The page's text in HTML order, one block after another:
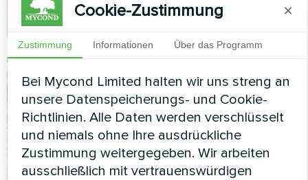
Cookie-Zustimmung ×
Zustimmung Informationen Über das Programm
Bei Mycond Limited halten wir uns streng an
unsere Datenspeicherungs- und Cookie-
Richtlinien. Alle Daten werden verschlüsselt
und niemals ohne Ihre ausdrückliche
Zustimmung weitergegeben. Wir arbeiten
ausschließlich mit vertrauenswürdigen